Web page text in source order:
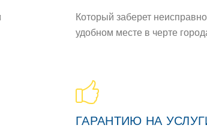
Который заберет
удобном месте в черте
ГАРАНТИЮ НА